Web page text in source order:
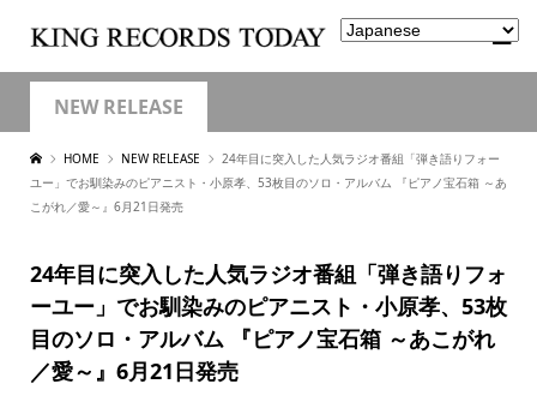
NEW RELEASE
HOME NEW RELEASE
24年目に突入した人気ラジオ番組「弾き語りフォー
ユー」でお馴染みのピアニスト・小原孝、53枚目のソロ・アルバム 『ピアノ宝石箱 ～あ
こがれ／愛～』6月21日発売
24年目に突入した人気ラジオ番組「弾き語りフォ
ーユー」でお馴染みのピアニスト・小原孝、53枚
目のソロ・アルバム 『ピアノ宝石箱 ～あこがれ
／愛～』6月21日発売